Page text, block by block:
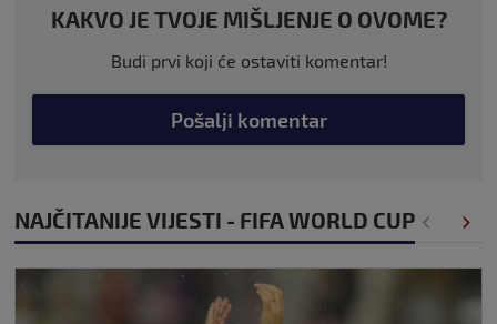
KAKVO JE TVOJE MIŠLJENJE O OVOME?
Budi prvi koji će ostaviti komentar!
Pošalji komentar
NAJČITANIJE VIJESTI - FIFA WORLD CUP